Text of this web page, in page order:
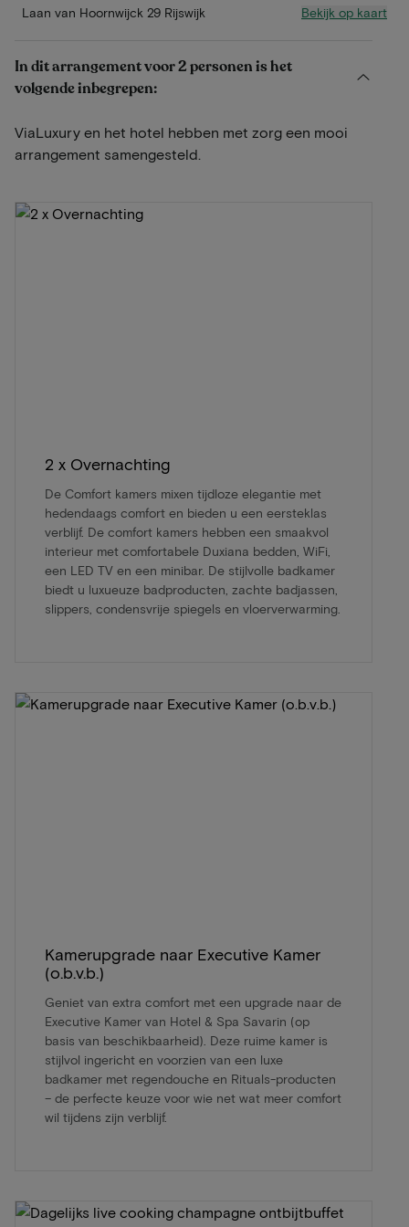
Laan van Hoornwijck 29 Rijswijk Bekijk op kaart
In dit arrangement voor 2 personen is het
volgende inbegrepen:
ViaLuxury en het hotel hebben met zorg een mooi
arrangement samengesteld.
2 x Overnachting
De Comfort kamers mixen tijdloze elegantie met
hedendaags comfort en bieden u een eersteklas
verblijf. De comfort kamers hebben een smaakvol
interieur met comfortabele Duxiana bedden, WiFi,
een LED TV en een minibar. De stijlvolle badkamer
biedt u luxueuze badproducten, zachte badjassen,
slippers, condensvrije spiegels en vloerverwarming.
Kamerupgrade naar Executive Kamer
(o.b.v.b.)
Geniet van extra comfort met een upgrade naar de
Executive Kamer van Hotel & Spa Savarin (op
basis van beschikbaarheid). Deze ruime kamer is
stijlvol ingericht en voorzien van een luxe
badkamer met regendouche en Rituals-producten
– de perfecte keuze voor wie net wat meer comfort
wil tijdens zijn verblijf.